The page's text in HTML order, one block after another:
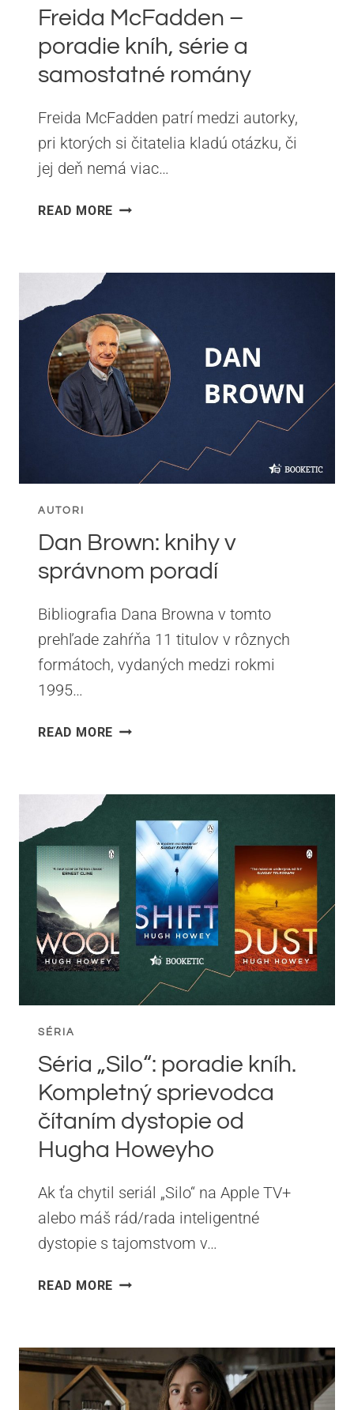
Freida McFadden –
poradie kníh, série a
samostatné romány
Freida McFadden patrí medzi autorky,
pri ktorých si čitatelia kladú otázku, či
jej deň nemá viac…
READ MORE FREIDA
A
SAMOSTATNÉ
ROMÁNY
AUTORI
Dan Brown: knihy v
správnom poradí
Bibliografia Dana Browna v tomto
prehľade zahŕňa 11 titulov v rôznych
formátoch, vydaných medzi rokmi
1995…
READ MORE DAN
PORADÍ
SÉRIA
Séria „Silo“: poradie kníh.
Kompletný sprievodca
čítaním dystopie od
Hugha Howeyho
Ak ťa chytil seriál „Silo“ na Apple TV+
alebo máš rád/rada inteligentné
dystopie s tajomstvom v…
READ MORE SÉRIA
KOMPLETNÝ
SPRIEVODCA
ČÍTANÍM